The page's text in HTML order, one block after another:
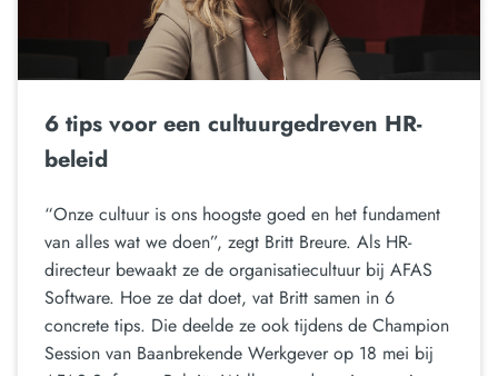
6 tips voor een cultuurgedreven HR-
beleid
“Onze cultuur is ons hoogste goed en het fundament
van alles wat we doen”, zegt Britt Breure. Als HR-
directeur bewaakt ze de organisatiecultuur bij AFAS
Software. Hoe ze dat doet, vat Britt samen in 6
concrete tips. Die deelde ze ook tijdens de Champion
Session van Baanbrekende Werkgever op 18 mei bij